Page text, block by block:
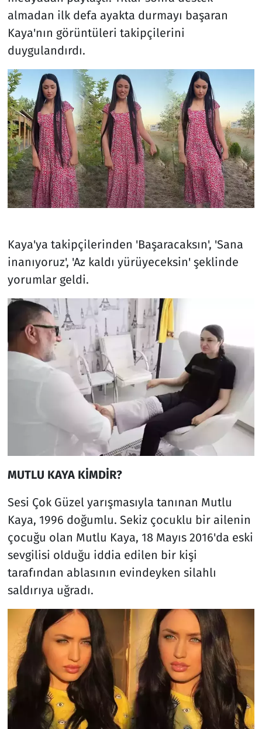
almadan ilk defa ayakta durmayı başaran
Kaya'nın görüntüleri takipçilerini
duygulandırdı.
Kaya'ya takipçilerinden 'Başaracaksın', 'Sana
inanıyoruz', 'Az kaldı yürüyeceksin' şeklinde
yorumlar geldi.
MUTLU KAYA KİMDİR?
Sesi Çok Güzel yarışmasıyla tanınan Mutlu
Kaya, 1996 doğumlu. Sekiz çocuklu bir ailenin
çocuğu olan Mutlu Kaya, 18 Mayıs 2016'da eski
sevgilisi olduğu iddia edilen bir kişi
tarafından ablasının evindeyken silahlı
saldırıya uğradı.